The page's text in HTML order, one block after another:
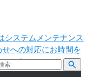
システムメンテナンス
への対応にお時間を
こちら。